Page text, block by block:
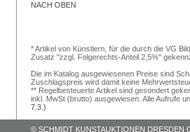
NACH OBEN
* Artikel von Künstlern, für die durch die VG
Zusatz "zzgl. Folgerechts-Anteil 2,5%"
Die im Katalog ausgewiesenen Preise sind
Zuschlagspreis wird damit keine
** Regelbesteuerte Artikel sind gesondert
inkl. MwSt (brutto) ausgewiesen. Alle Aufrufe
7.3.)
© SCHMIDT KUNSTAUKTIONEN DRESDEN